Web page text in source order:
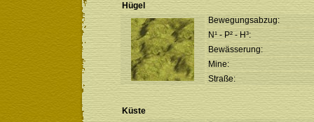
Hügel
Bewegungsabzug:
N¹ - P² - H³:
Bewässerung:
Mine:
Straße:
Küste